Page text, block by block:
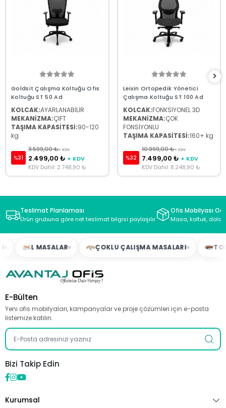
Goldsit Çalışma Koltuğu Ofis
Koltuğu ST 50 Ad
KOLCAK:AYARLANABİLİR
MEKANİZMA:ÇİFT
TAŞIMA KAPASİTESİ:90-120
kg
%31
3.599,00 ₺+ KDV
2.499,00 ₺ + KDV
KDV Dahil: 2.748,90 ₺
Leixin Ortopedik Yönetici
Çalışma Koltuğu ST 100 Ad
KOLCAK:FONKSİYONEL 3D
MEKANİZMA:ÇOK
FONSİYONLU
TAŞIMA KAPASİTESİ:160+ kg
%32
10.999,00 ₺+ KDV
7.499,00 ₺ + KDV
KDV Dahil: 8.248,90 ₺
Teslimat Planlaması
Ürün grubuna göre net teslimat bilgisi paylaşılır
Ofis Mobilyası
Masa, koltuk,
L MASALAR ÇOKLU ÇALIŞMA MASALARI
E-Bülten
Yeni ofis mobilyaları, kampanyalar ve proje çözümleri için e-posta
listemize katılın.
Bizi Takip Edin
Kurumsal